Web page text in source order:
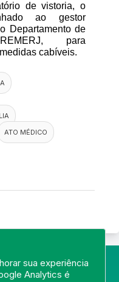
sua experiência
Analytics é
de vistoria, o
ao gestor
Departamento de
para
cabíveis.
ATO MÉDICO